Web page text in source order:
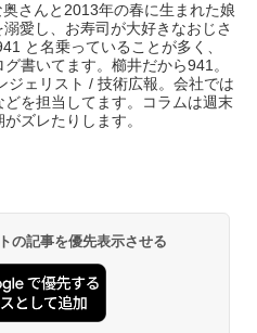
さんと2013年の春に生まれた娘
愛し、お寿司が大好きなおじさ
と名乗っていることが多く、
書いてます。櫛井だから941。
ジェリスト / 技術広報。会社では
を担当してます。コラムは週末
ズレたりします。
の記事を優先表示させる